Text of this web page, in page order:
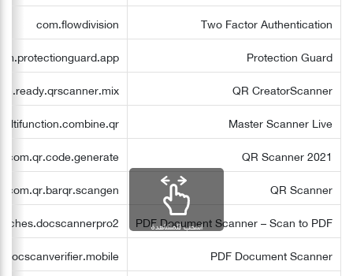
Two Factor Authentication
com.flowdivision
Protection Guard
QR CreatorScanner
Master Scanner Live
QR Scanner 2021
com.qr.code.generate
QR Scanner
com.qr.barqr.scangen
PDF Document Scanner – Scan to PDF
PDF Document Scanner
اسحب للمشاهدة